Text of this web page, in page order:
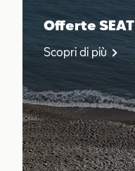
Offerte SEAT
Scopri di più